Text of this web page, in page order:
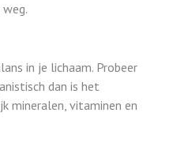
in je lichaam. Probeer
dan is het
mineralen, vitaminen en